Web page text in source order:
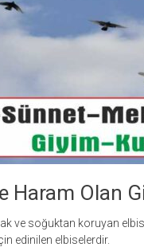
Haram Olan
ve soğuktan koruyan
edinilen elbiselerdir.